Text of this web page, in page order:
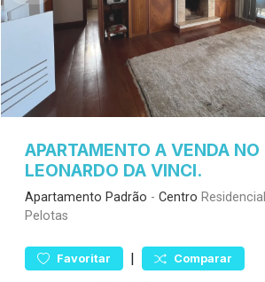
APARTAMENTO A VENDA NO
LEONARDO DA VINCI.
Apartamento Padrão - Centro
Pelotas
Favoritar | Comparar